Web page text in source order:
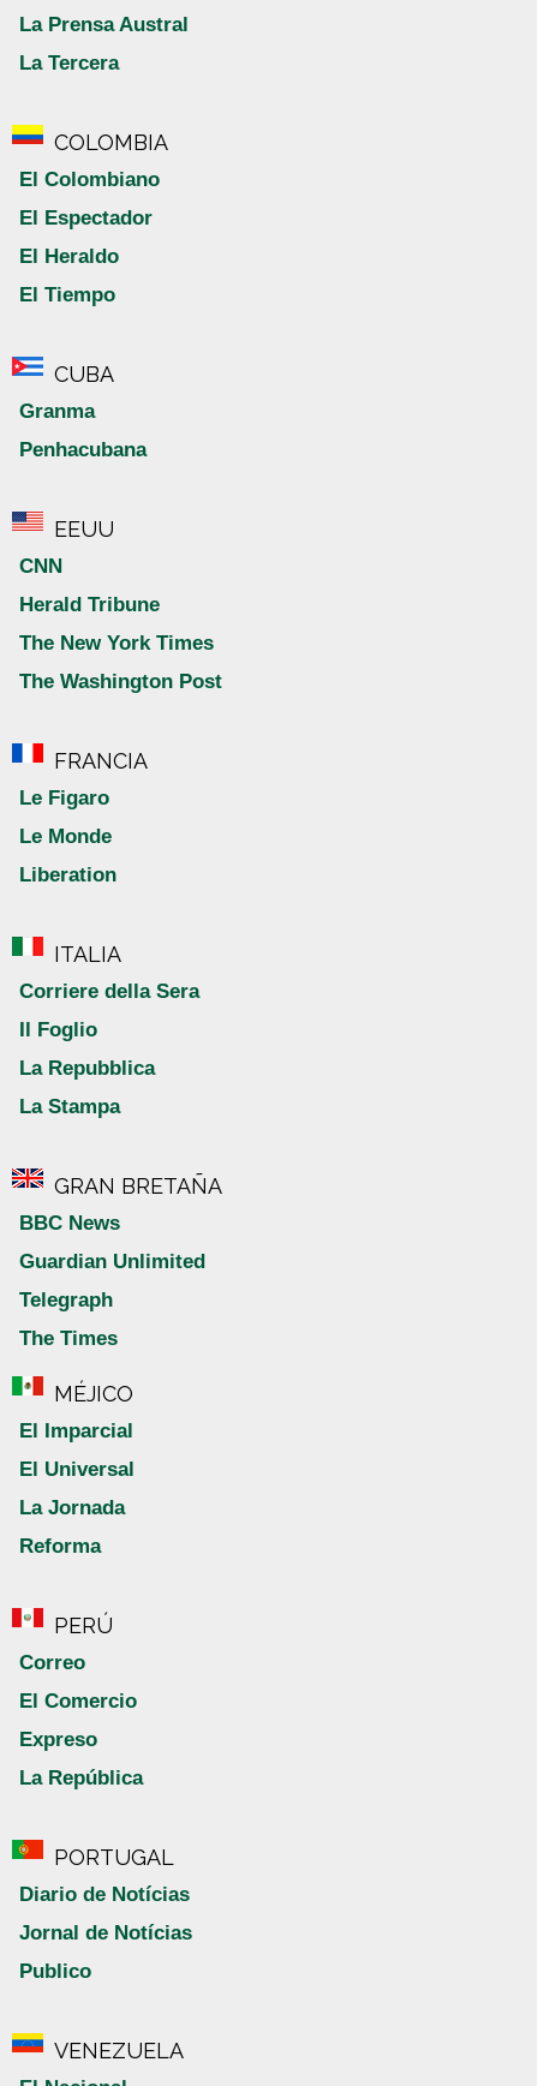
La Prensa Austral
La Tercera
COLOMBIA
El Colombiano
El Espectador
El Heraldo
El Tiempo
CUBA
Granma
Penhacubana
EEUU
CNN
Herald Tribune
The New York Times
The Washington Post
FRANCIA
Le Figaro
Le Monde
Liberation
ITALIA
Corriere della Sera
Il Foglio
La Repubblica
La Stampa
GRAN BRETAÑA
BBC News
Guardian Unlimited
Telegraph
The Times
MÉJICO
El Imparcial
El Universal
La Jornada
Reforma
PERÚ
Correo
El Comercio
Expreso
La República
PORTUGAL
Diario de Notícias
Jornal de Notícias
Publico
VENEZUELA